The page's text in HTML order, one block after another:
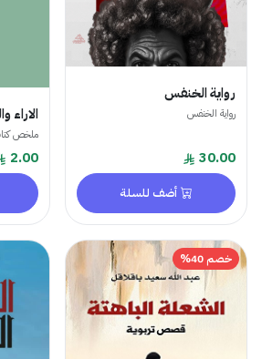
رواية الخنفس
رواية الخنفس
30.00
أضف للسلة
الاراء
ملخص
2.00
خصم 40%